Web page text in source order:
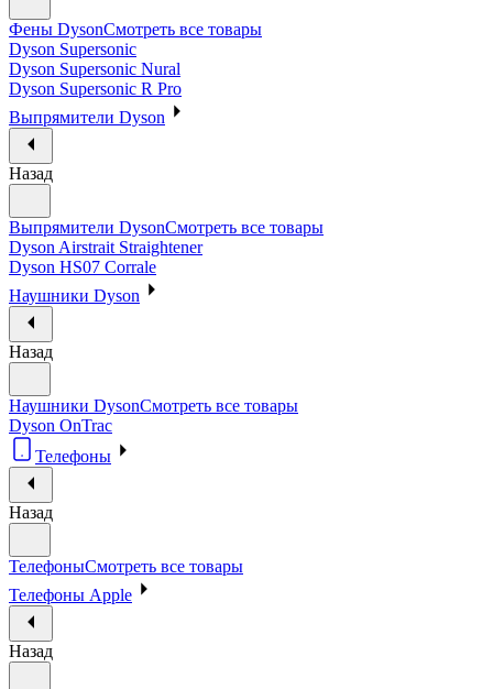
Фены DysonСмотреть все товары
Dyson Supersonic
Dyson Supersonic Nural
Dyson Supersonic R Pro
Выпрямители Dyson
Назад
Выпрямители DysonСмотреть все товары
Dyson Airstrait Straightener
Dyson HS07 Corrale
Наушники Dyson
Назад
Наушники DysonСмотреть все товары
Dyson OnTrac
Телефоны
Назад
ТелефоныСмотреть все товары
Телефоны Apple
Назад